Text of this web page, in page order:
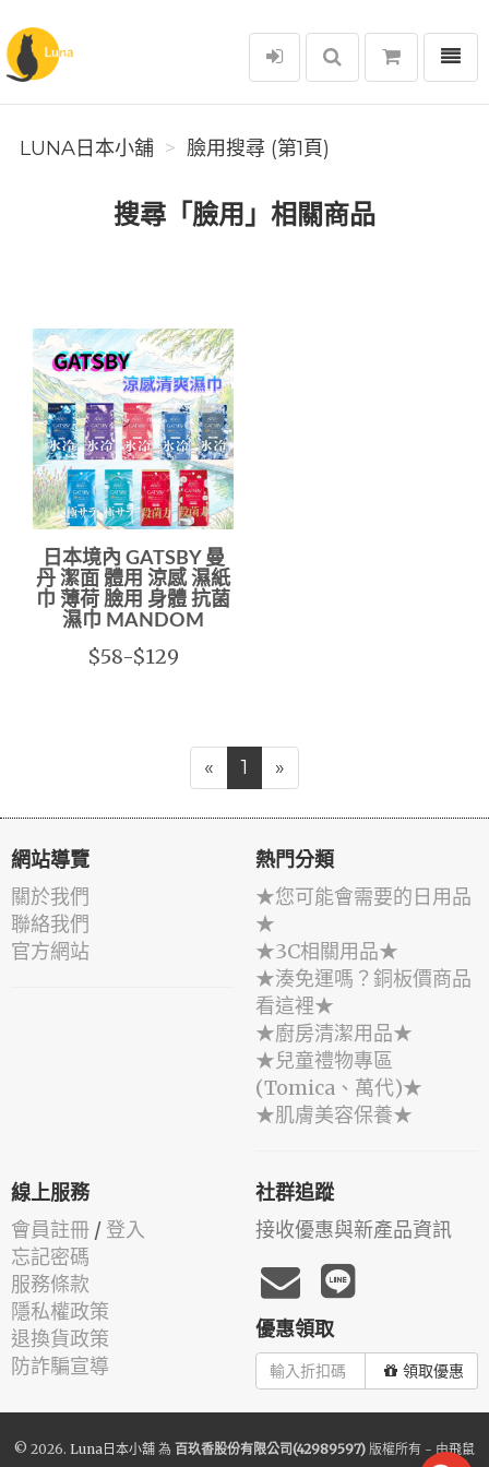
Luna日本小舖
選單
LUNA日本小舖 臉用搜尋 (第1頁)
搜尋「臉用」相關商品
日本境內 GATSBY 曼
丹 潔面 體用 涼感 濕紙
巾 薄荷 臉用 身體 抗菌
濕巾 MANDOM
$58-$129
« 1 »
網站導覽
關於我們
聯絡我們
官方網站
熱門分類
★您可能會需要的日用品
★
★3C相關用品★
★湊免運嗎？銅板價商品
看這裡★
★廚房清潔用品★
★兒童禮物專區
(Tomica、萬代)★
★肌膚美容保養★
線上服務
會員註冊 / 登入
忘記密碼
服務條款
隱私權政策
退換貨政策
防詐騙宣導
社群追蹤
接收優惠與新產品資訊
優惠領取
領取優惠
© 2026. Luna日本小舖 為 百玖香股份有限公司(42989597) 版權所有 - 由飛鼠